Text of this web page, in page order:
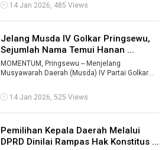
14 Jan 2026, 485 Views
Jelang Musda IV Golkar Pringsewu,
Sejumlah Nama Temui Hanan ...
MOMENTUM, Pringsewu -- Menjelang
Musyawarah Daerah (Musda) IV Partai Golkar
Ketu ...
14 Jan 2026, 525 Views
Pemilihan Kepala Daerah Melalui
DPRD Dinilai Rampas Hak Konstitus ...